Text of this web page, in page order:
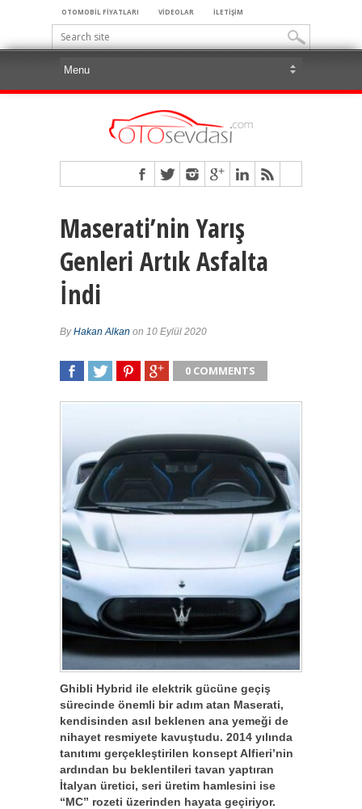
OTOMOBİL FİYATLARI VİDEOLAR İLETİŞİM
Maserati’nin Yarış
Genleri Artık Asfalta
İndi
ByHakan Alkan on 10 Eylül 2020
0 COMMENTS
Ghibli Hybrid ile elektrik gücüne geçiş
sürecinde önemli bir adım atan Maserati,
kendisinden asıl beklenen ana yemeği de
nihayet resmiyete kavuştudu. 2014 yılında
tanıtımı gerçekleştirilen konsept Alfieri’nin
ardından bu beklentileri tavan yaptıran
İtalyan üretici, seri üretim hamlesini ise
“MC” rozeti üzerinden hayata geçiriyor.